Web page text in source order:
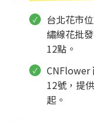
台北花市
繡線花批
12點。
CNFlower
12號，提
起。